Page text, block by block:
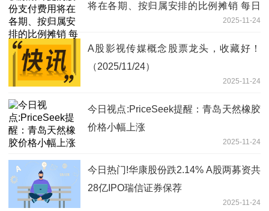
将在各期、按归属安排的比例摊销 每日
2025-11-24
A股影视传媒概念股票龙头，收藏好！
（2025/11/24）
2025-11-24
今日视点:PriceSeek提醒：青岛天然橡胶
价格小幅上涨
2025-11-24
今日热门!华康股份跌2.14% A股两募资共
28亿IPO瑞信证券保荐
2025-11-24